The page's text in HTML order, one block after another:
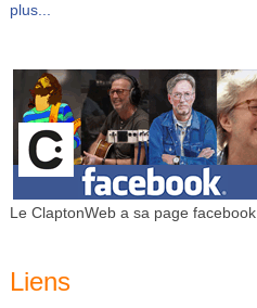
plus...
Le ClaptonWeb a sa page facebook
Liens